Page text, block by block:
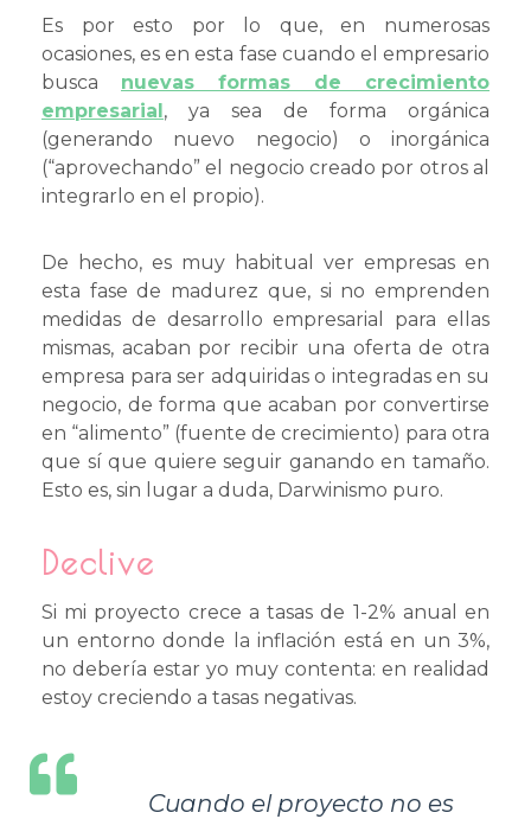
Es por esto por lo que, en numerosas
ocasiones, es en esta fase cuando el empresario
busca nuevas formas de crecimiento
empresarial, ya sea de forma orgánica
(generando nuevo negocio) o inorgánica
(“aprovechando” el negocio creado por otros al
integrarlo en el propio).
De hecho, es muy habitual ver empresas en
esta fase de madurez que, si no emprenden
medidas de desarrollo empresarial para ellas
mismas, acaban por recibir una oferta de otra
empresa para ser adquiridas o integradas en su
negocio, de forma que acaban por convertirse
en “alimento” (fuente de crecimiento) para otra
que sí que quiere seguir ganando en tamaño.
Esto es, sin lugar a duda, Darwinismo puro.
Declive
Si mi proyecto crece a tasas de 1-2% anual en
un entorno donde la inflación está en un 3%,
no debería estar yo muy contenta: en realidad
estoy creciendo a tasas negativas.
Cuando el proyecto no es